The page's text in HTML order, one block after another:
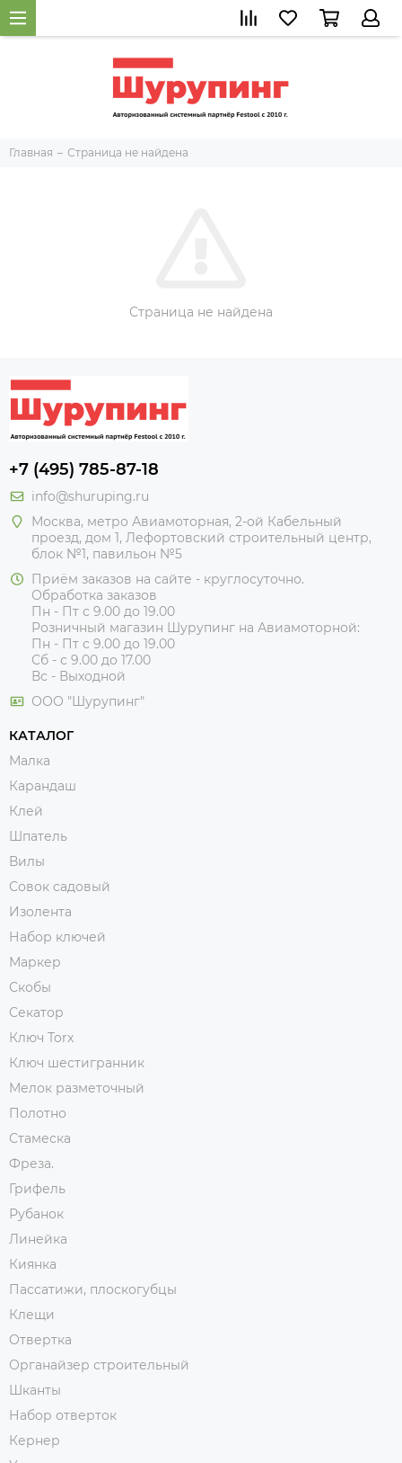
Главная Страница не найдена
Страница не найдена
+7 (495) 785-87-18
info@shuruping.ru
Москва, метро Авиамоторная, 2-ой Кабельный
проезд, дом 1, Лефортовский строительный центр,
блок №1, павильон №5
Приём заказов на сайте - круглосуточно.
Обработка заказов
Пн - Пт с 9.00 до 19.00
Розничный магазин Шурупинг на Авиамоторной:
Пн - Пт с 9.00 до 19.00
Сб - с 9.00 до 17.00
Вс - Выходной
ООО "Шурупинг"
КАТАЛОГ
Малка
Карандаш
Клей
Шпатель
Вилы
Совок садовый
Изолента
Набор ключей
Маркер
Скобы
Секатор
Ключ Torx
Ключ шестигранник
Мелок разметочный
Полотно
Стамеска
Фреза.
Грифель
Рубанок
Линейка
Киянка
Пассатижи, плоскогубцы
Клещи
Отвертка
Органайзер строительный
Шканты
Набор отверток
Кернер